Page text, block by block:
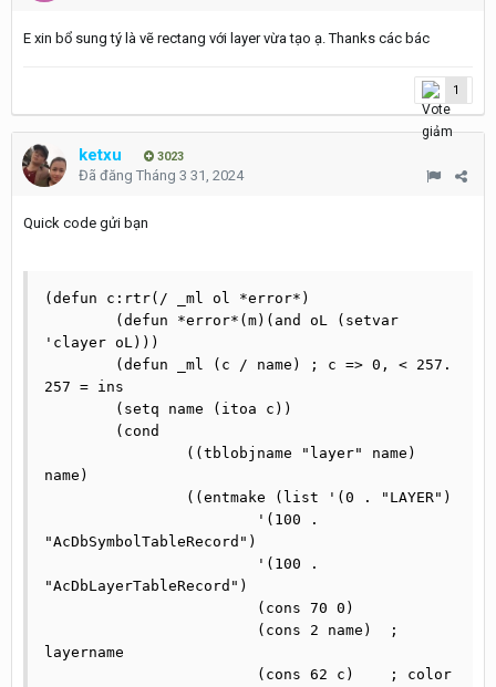
E xin bổ sung tý là vẽ rectang với layer vừa tạo ạ. Thanks các bác
1
ketxu 3023
Đã đăng Tháng 3 31, 2024
Quick code gửi bạn
(defun c:rtr(/ _ml ol *error*)
'clayer oL)))
257 = ins
name)
"AcDbSymbolTableRecord")
"AcDbLayerTableRecord")
layername